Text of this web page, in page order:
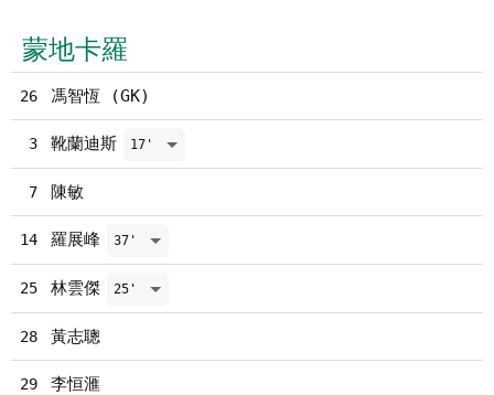
蒙地卡羅
26 馮智恆 (GK)
3 靴蘭迪斯 17'
7 陳敏
14 羅展峰 37'
25 林雲傑 25'
28 黃志聰
29 李恒滙